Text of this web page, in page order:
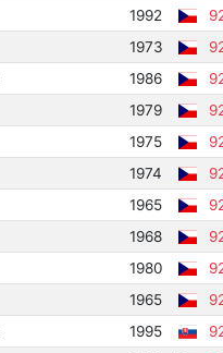
1992
1973
1986
1979
1975
1974
1965
1968
1980
1965
1995